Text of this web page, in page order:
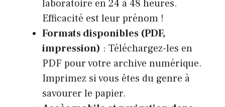
laboratoire en 24 à 48 heures.
Efficacité est leur prénom !
Formats disponibles (PDF,
impression) : Téléchargez-les en
PDF pour votre archive numérique.
Imprimez si vous êtes du genre à
savourer le papier.